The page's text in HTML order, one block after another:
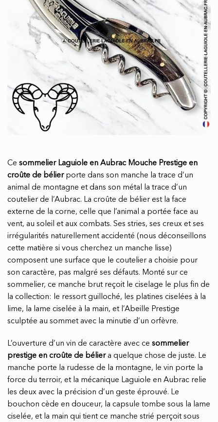
Ce sommelier Laguiole en Aubrac Mouche Prestige en
croûte de bélierporte dans son manche la trace d’un
animal de montagne et dans son métal la trace d’un
coutelier de l’Aubrac. La croûte de bélier est la face
externe de la corne, celle que l’animal a portée face au
vent, au soleil et aux combats. Ses stries, ses creux et ses
irrégularités naturellement accidenté (nous déconseillons
cette matière si vous cherchez un manche lisse)
composent une surface que le coutelier a choisie pour
son caractère, pas malgré ses défauts. Monté sur ce
sommelier, ce manche brut reçoit le ciselage le plus fin de
la collection: le ressort guilloché, les platines ciselées à la
lime, la lame ciselée à la main, et l’Abeille Prestige
sculptée au sommet avec la minutie d’un orfèvre.
L’ouverture d’un vin de caractère avec ce sommelier
prestige en croûte de béliera quelque chose de juste. Le
manche porte la rudesse de la montagne, le vin porte la
force du terroir, et la mécanique Laguiole en Aubrac relie
les deux avec la précision d’un geste éprouvé. Le
bouchon cède en douceur, la capsule tombe sous la lame
ciselée, et la main qui tient ce manche strié perçoit sous